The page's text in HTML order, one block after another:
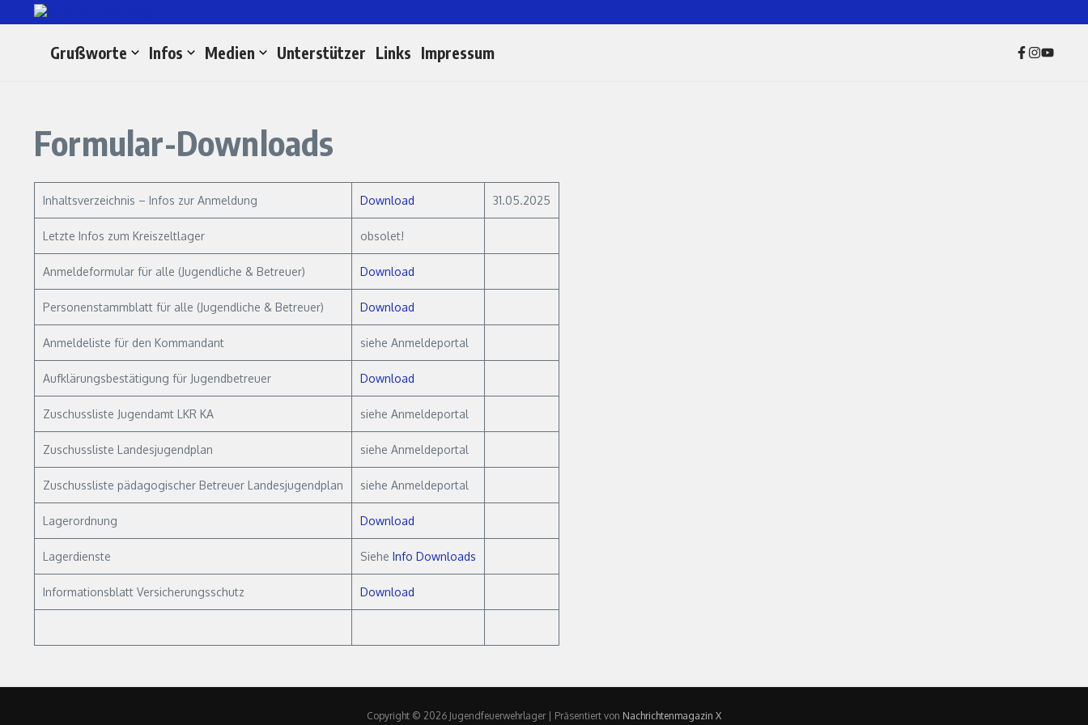
Zum Inhalt springen
Grußworte Infos Medien Unterstützer Links Impressum
Formular-Downloads
Inhaltsverzeichnis – Infos zur Anmeldung Download 31.05.2025
Letzte Infos zum Kreiszeltlager obsolet!
Anmeldeformular für alle (Jugendliche & Betreuer) Download
Personenstammblatt für alle (Jugendliche & Betreuer) Download
Anmeldeliste für den Kommandant siehe Anmeldeportal
Aufklärungsbestätigung für Jugendbetreuer Download
Zuschussliste Jugendamt LKR KA siehe Anmeldeportal
Zuschussliste Landesjugendplan siehe Anmeldeportal
Zuschussliste pädagogischer Betreuer Landesjugendplan siehe Anmeldeportal
Lagerordnung Download
Lagerdienste Siehe Info Downloads
Informationsblatt Versicherungsschutz Download
Copyright © 2026 Jugendfeuerwehrlager | Präsentiert von Nachrichtenmagazin X